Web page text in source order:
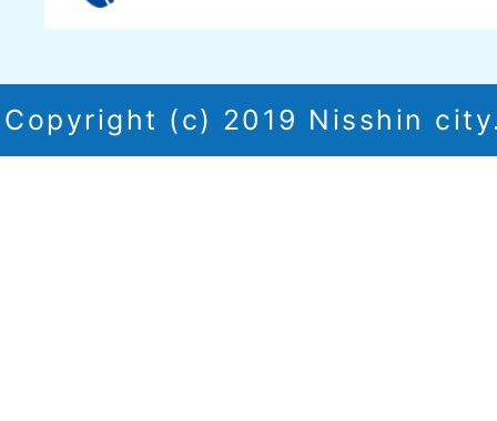
Copyright (c) 2019 Nisshin